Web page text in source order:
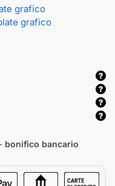
grafico
grafico
bonifico bancario